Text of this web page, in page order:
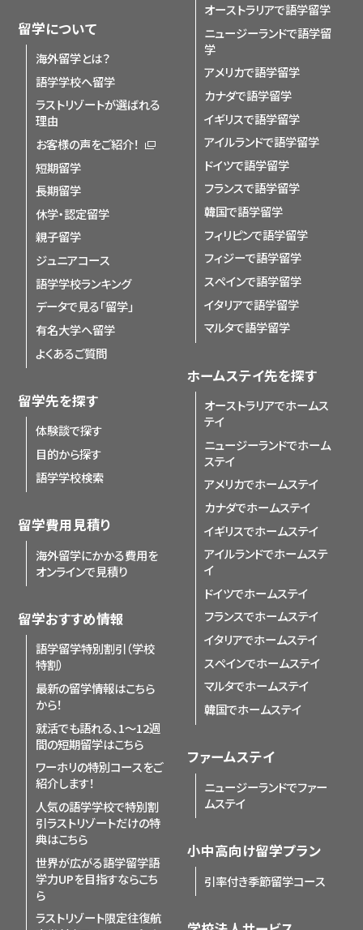
留学について
海外留学とは？
語学学校へ留学
ラストリゾートが選ばれる
理由
お客様の声をご紹介！
短期留学
長期留学
休学・認定留学
親子留学
ジュニアコース
語学学校ランキング
データで見る「留学」
有名大学へ留学
よくあるご質問
留学先を探す
体験談で探す
目的から探す
語学学校検索
留学費用見積り
海外留学にかかる費用を
オンラインで見積り
留学おすすめ情報
語学留学特別割引（学校
特割）
最新の留学情報はこちら
から！
就活でも語れる、1〜12週
間の短期留学はこちら
ワーホリの特別コースをご
紹介します！
人気の語学学校で特別割
引ラストリゾートだけの特
典はこちら
世界が広がる語学留学語
学力UPを目指すならこち
ら
ラストリゾート限定往復航
オーストラリアで語学留学
ニュージーランドで語学留
学
アメリカで語学留学
カナダで語学留学
イギリスで語学留学
アイルランドで語学留学
ドイツで語学留学
フランスで語学留学
韓国で語学留学
フィリピンで語学留学
フィジーで語学留学
スペインで語学留学
イタリアで語学留学
マルタで語学留学
ホームステイ先を探す
オーストラリアでホームス
テイ
ニュージーランドでホーム
ステイ
アメリカでホームステイ
カナダでホームステイ
イギリスでホームステイ
アイルランドでホームステ
イ
ドイツでホームステイ
フランスでホームステイ
イタリアでホームステイ
スペインでホームステイ
マルタでホームステイ
韓国でホームステイ
ファームステイ
ニュージーランドでファー
ムステイ
小中高向け留学プラン
引率付き季節留学コース